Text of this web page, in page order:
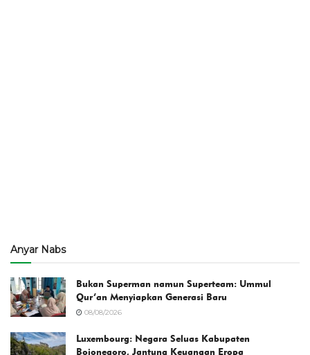
Anyar Nabs
Bukan Superman namun Superteam: Ummul
Qur’an Menyiapkan Generasi Baru
08/08/2026
Luxembourg: Negara Seluas Kabupaten
Bojonegoro, Jantung Keuangan Eropa